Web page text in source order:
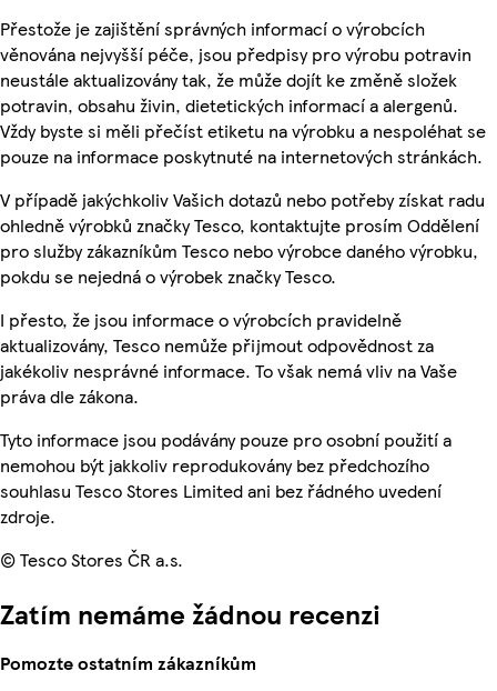
Přestože je zajištění správných informací o výrobcích
věnována nejvyšší péče, jsou předpisy pro výrobu potravin
neustále aktualizovány tak, že může dojít ke změně složek
potravin, obsahu živin, dietetických informací a alergenů.
Vždy byste si měli přečíst etiketu na výrobku a nespoléhat se
pouze na informace poskytnuté na internetových stránkách.
V případě jakýchkoliv Vašich dotazů nebo potřeby získat radu
ohledně výrobků značky Tesco, kontaktujte prosím Oddělení
pro služby zákazníkům Tesco nebo výrobce daného výrobku,
pokdu se nejedná o výrobek značky Tesco.
I přesto, že jsou informace o výrobcích pravidelně
aktualizovány, Tesco nemůže přijmout odpovědnost za
jakékoliv nesprávné informace. To však nemá vliv na Vaše
práva dle zákona.
Tyto informace jsou podávány pouze pro osobní použití a
nemohou být jakkoliv reprodukovány bez předchozího
souhlasu Tesco Stores Limited ani bez řádného uvedení
zdroje.
© Tesco Stores ČR a.s.
Zatím nemáme žádnou recenzi
Pomozte ostatním zákazníkům